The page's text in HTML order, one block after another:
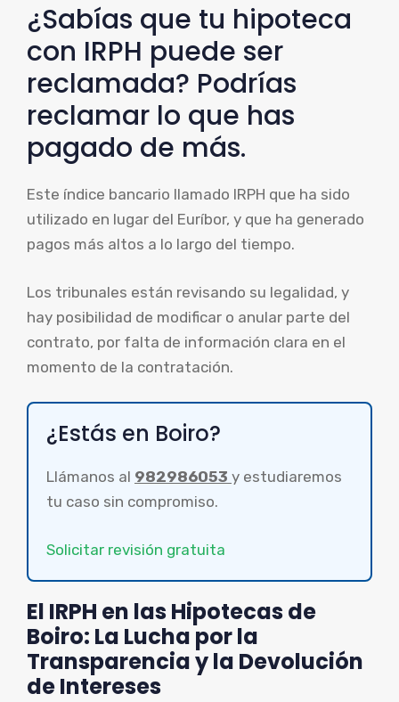
¿Sabías que tu hipoteca
con IRPH puede ser
reclamada? Podrías
reclamar lo que has
pagado de más.
Este índice bancario llamado IRPH que ha sido
utilizado en lugar del Euríbor, y que ha generado
pagos más altos a lo largo del tiempo.
Los tribunales están revisando su legalidad, y
hay posibilidad de modificar o anular parte del
contrato, por falta de información clara en el
momento de la contratación.
¿Estás en Boiro?
Llámanos al 982986053 y estudiaremos
tu caso sin compromiso.
Solicitar revisión gratuita
El IRPH en las Hipotecas de
Boiro: La Lucha por la
Transparencia y la Devolución
de Intereses